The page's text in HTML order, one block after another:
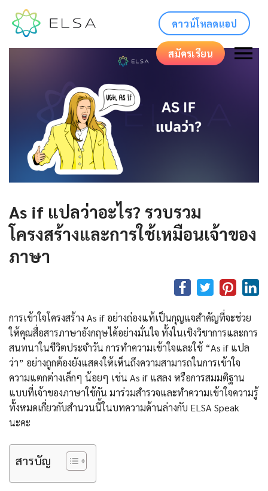
ดาวน์โหลดแอป
สมัครเรียน
As if แปลว่าอะไร? รวบรวม
โครงสร้างและการใช้เหมือนเจ้าของ
ภาษา
การเข้าใจโครงสร้าง As if อย่างถ่องแท้เป็นกุญแจสำคัญที่จะช่วย
ให้คุณสื่อสารภาษาอังกฤษได้อย่างมั่นใจ ทั้งในเชิงวิชาการและการ
สนทนาในชีวิตประจำวัน การทำความเข้าใจและใช้ “As if แปล
ว่า” อย่างถูกต้องยังแสดงให้เห็นถึงความสามารถในการเข้าใจ
ความแตกต่างเล็กๆ น้อยๆ เช่น As if แสลง หรือการสมมติฐาน
แบบที่เจ้าของภาษาใช้กัน มาร่วมสำรวจและทำความเข้าใจความรู้
ทั้งหมดเกี่ยวกับสำนวนนี้ในบทความด้านล่างกับ ELSA Speak
นะคะ
สารบัญ